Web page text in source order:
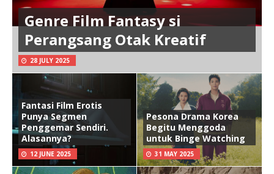
Genre Film Fantasy si
Perangsang Otak Kreatif
28 JULY 2025
Fantasi Film Erotis
Punya Segmen
Penggemar Sendiri.
Alasannya?
12 JUNE 2025
Pesona Drama Korea
Begitu Menggoda
untuk Binge Watching
31 MAY 2025